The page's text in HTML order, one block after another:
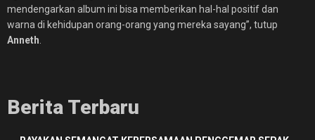
mendengarkan album ini bisa memberikan hal-hal positif dan
warna di kehidupan orang-orang yang mereka sayang”, tutup
Anneth
Berita Terbaru